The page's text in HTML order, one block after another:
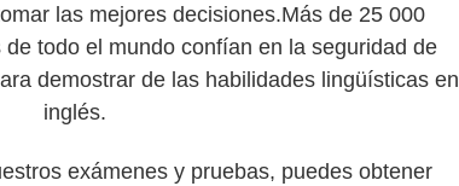
las mejores decisiones.Más de 25 000
todo el mundo confían en la seguridad de
demostrar de las habilidades lingüísticas en
inglés.
exámenes y pruebas, puedes obtener